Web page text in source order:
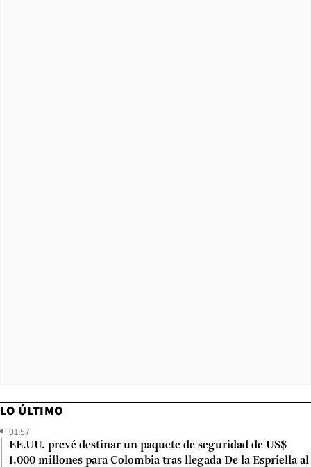
LO ÚLTIMO
01:57
EE.UU. prevé destinar un paquete de seguridad de US$
1.000 millones para Colombia tras llegada De la Espriella al